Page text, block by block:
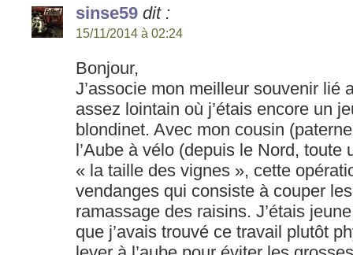
sinse59 dit :
15/11/2014 à 02:24
Bonjour,
J’associe mon meilleur souvenir lié
assez lointain où j’étais encore un
blondinet. Avec mon cousin
l’Aube à vélo (depuis le Nord, toute
« la taille des vignes », cette
vendanges qui consiste à couper
ramassage des raisins. J’étais
que j’avais trouvé ce travail plutôt